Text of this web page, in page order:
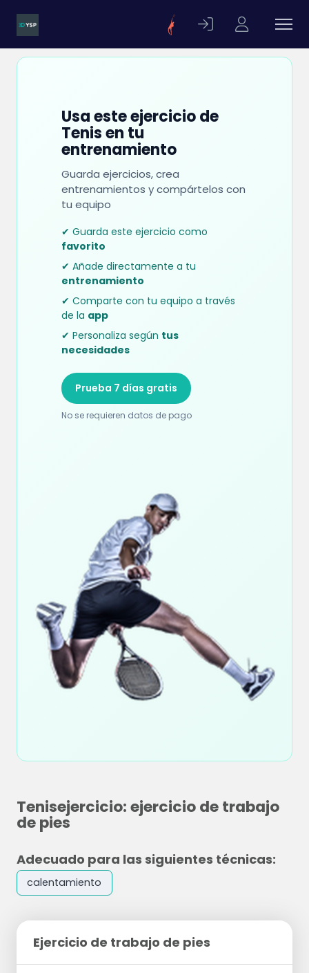
Usa este ejercicio de
Tenis en tu
entrenamiento
Guarda ejercicios, crea
entrenamientos y compártelos con
tu equipo
✔ Guarda este ejercicio como
favorito
✔ Añade directamente a tu
entrenamiento
✔ Comparte con tu equipo a través
de la app
✔ Personaliza según tus
necesidades
Prueba 7 días gratis
No se requieren datos de pago
Tenisejercicio: ejercicio de trabajo
de pies
Adecuado para las siguientes técnicas:
calentamiento
Ejercicio de trabajo de pies